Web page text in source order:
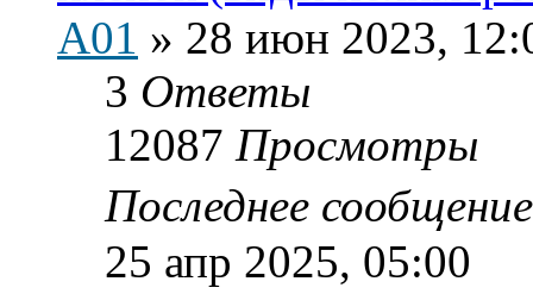
A01 » 28 июн 2023,
3 Ответы
12087 Просмотры
Последнее
25 апр 2025, 05:00